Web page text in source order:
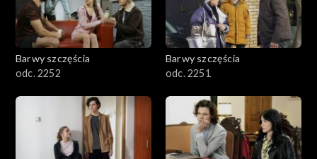
Barwy szczęścia
odc. 2252
Barwy szczęścia
odc. 2251